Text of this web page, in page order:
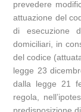
prevedere
attuazione del
di esecuzione
domiciliari, in
del codice
legge 23
dalla legge 21
regola,